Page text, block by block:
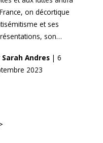
on décortique
et ses
son…
Sarah Andres | 6
2023